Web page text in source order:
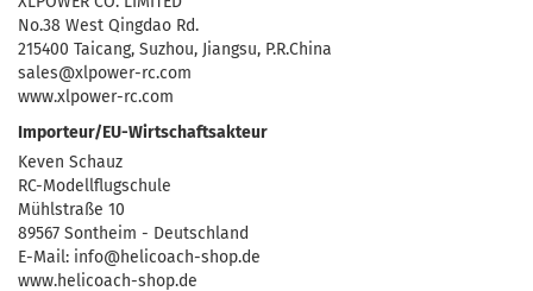
No.38 West Qingdao Rd.
215400 Taicang, Suzhou, Jiangsu, P.R.China
sales@xlpower-rc.com
www.xlpower-rc.com
Importeur/EU-Wirtschaftsakteur
Keven Schauz
RC-Modellflugschule
Mühlstraße 10
89567 Sontheim - Deutschland
E-Mail: info@helicoach-shop.de
www.helicoach-shop.de